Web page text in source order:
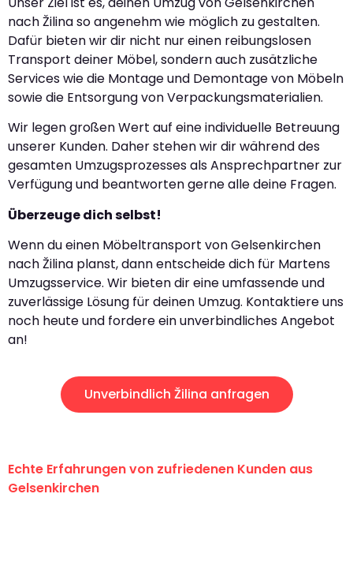
nach Žilina so angenehm wie möglich zu gestalten.
Dafür bieten wir dir nicht nur einen reibungslosen
Transport deiner Möbel, sondern auch zusätzliche
Services wie die Montage und Demontage von Möbeln
sowie die Entsorgung von Verpackungsmaterialien.
Wir legen großen Wert auf eine individuelle Betreuung
unserer Kunden. Daher stehen wir dir während des
gesamten Umzugsprozesses als Ansprechpartner zur
Verfügung und beantworten gerne alle deine Fragen.
Überzeuge dich selbst!
Wenn du einen Möbeltransport von Gelsenkirchen
nach Žilina planst, dann entscheide dich für Martens
Umzugsservice. Wir bieten dir eine umfassende und
zuverlässige Lösung für deinen Umzug. Kontaktiere uns
noch heute und fordere ein unverbindliches Angebot
an!
Unverbindlich Žilina anfragen
Echte Erfahrungen von zufriedenen Kunden aus
Gelsenkirchen